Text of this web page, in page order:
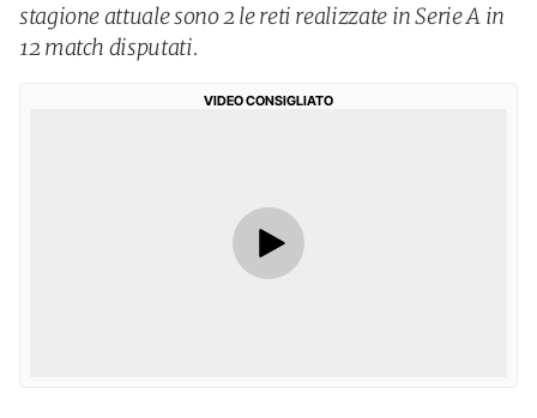
stagione attuale sono 2 le reti realizzate in Serie A in
12 match disputati.
VIDEO CONSIGLIATO